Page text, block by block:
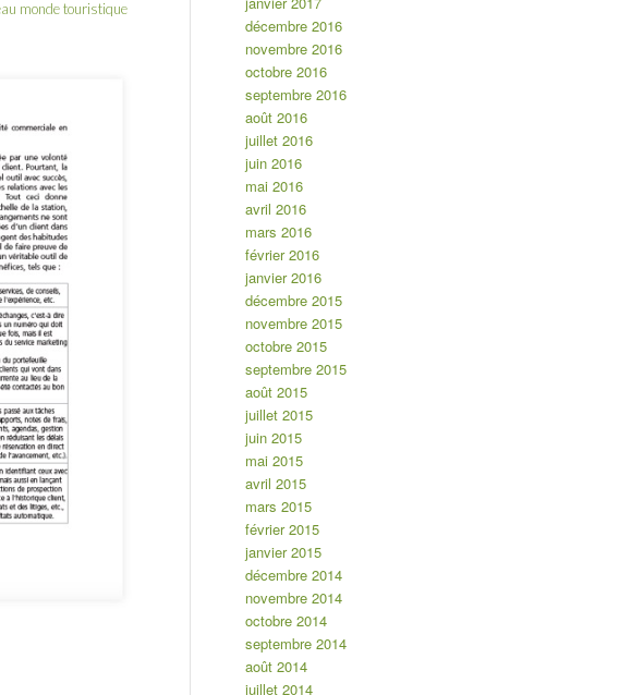
monde touristique
décembre 2016
novembre 2016
octobre 2016
septembre 2016
août 2016
juillet 2016
juin 2016
mai 2016
avril 2016
mars 2016
février 2016
janvier 2016
décembre 2015
novembre 2015
octobre 2015
septembre 2015
août 2015
juillet 2015
juin 2015
mai 2015
avril 2015
mars 2015
février 2015
janvier 2015
décembre 2014
novembre 2014
octobre 2014
septembre 2014
août 2014
juillet 2014